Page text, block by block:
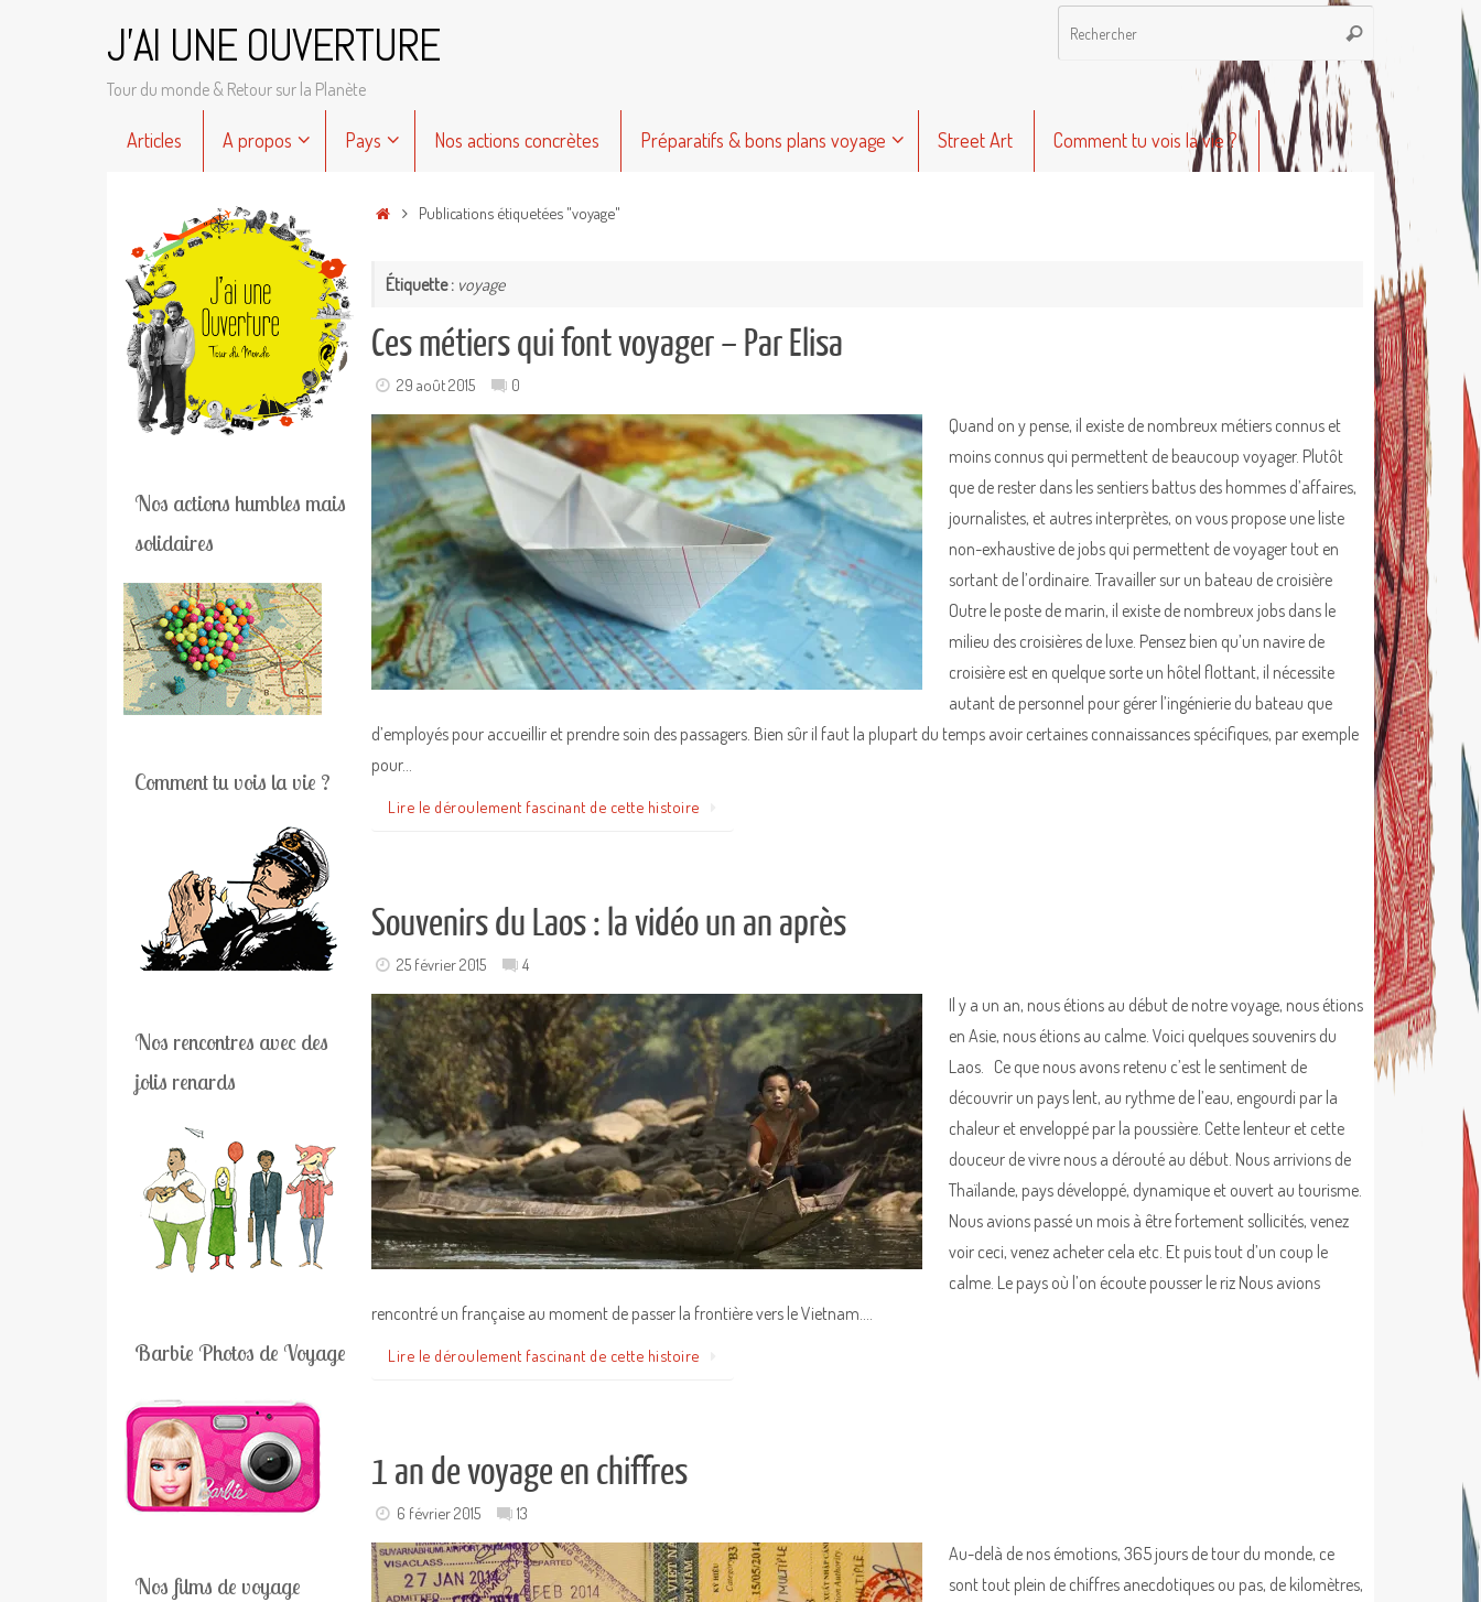
J'AI UNE OUVERTURE
Tour du monde & Retour sur la Planète
:
Rechercher
Articles A propos Pays Nos actions concrètes Préparatifs & bons plans voyage Street Art Comment tu vois la vie ?
AccueilPublications étiquetées "voyage"
Étiquette : voyage
Ces métiers qui font voyager – Par Elisa
29 août 2015 0
Quand on y pense, il existe de nombreux métiers connus et
moins connus qui permettent de beaucoup voyager. Plutôt
que de rester dans les sentiers battus des hommes d’affaires,
journalistes, et autres interprètes, on vous propose une liste
non-exhaustive de jobs qui permettent de voyager tout en
sortant de l’ordinaire. Travailler sur un bateau de croisière
Outre le poste de marin, il existe de nombreux jobs dans le
milieu des croisières de luxe. Pensez bien qu’un navire de
croisière est en quelque sorte un hôtel flottant, il nécessite
autant de personnel pour gérer l’ingénierie du bateau que
d’employés pour accueillir et prendre soin des passagers. Bien sûr il faut la plupart du temps avoir certaines connaissances spécifiques, par exemple
pour…
Lire le déroulement fascinant de cette histoire
Souvenirs du Laos : la vidéo un an après
25 février 2015 4
Il y a un an, nous étions au début de notre voyage, nous étions
en Asie, nous étions au calme. Voici quelques souvenirs du
Laos. Ce que nous avons retenu c’est le sentiment de
découvrir un pays lent, au rythme de l’eau, engourdi par la
chaleur et enveloppé par la poussière. Cette lenteur et cette
douceur de vivre nous a dérouté au début. Nous arrivions de
Thaïlande, pays développé, dynamique et ouvert au tourisme.
Nous avions passé un mois à être fortement sollicités, venez
voir ceci, venez acheter cela etc. Et puis tout d’un coup le
calme. Le pays où l’on écoute pousser le riz Nous avions
rencontré un française au moment de passer la frontière vers le Vietnam.…
Lire le déroulement fascinant de cette histoire
1 an de voyage en chiffres
6 février 2015 13
Au-delà de nos émotions, 365 jours de tour du monde, ce
sont tout plein de chiffres anecdotiques ou pas, de kilomètres,
Nos actions humbles mais
solidaires
Comment tu vois la vie ?
Nos rencontres avec des
jolis renards
Barbie Photos de Voyage
Nos films de voyage